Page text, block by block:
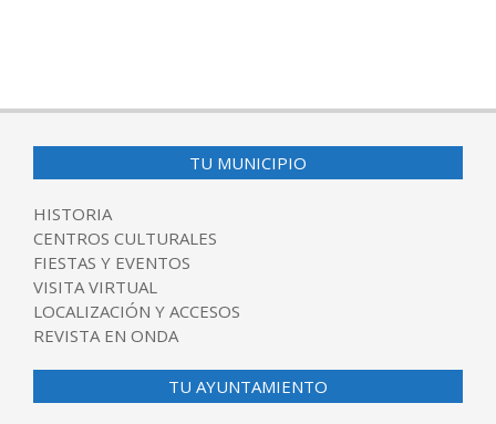
TU MUNICIPIO
HISTORIA
CENTROS CULTURALES
FIESTAS Y EVENTOS
VISITA VIRTUAL
LOCALIZACIÓN Y ACCESOS
REVISTA EN ONDA
TU AYUNTAMIENTO